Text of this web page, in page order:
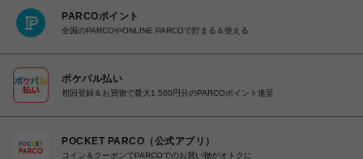
PARCOポイント
全国のPARCOやONLINE PARCOで貯まる＆使える
ポケパル払い
初回登録＆お買物で最大1,500円分のPARCOポイント進呈
POCKET PARCO（公式アプリ）
コイン＆クーポンでPARCOでのお買い物がオトクに